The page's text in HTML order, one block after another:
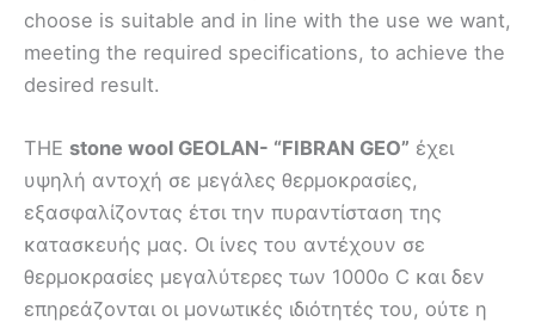
choose is suitable and in line with the use we want,
meeting the required specifications, to achieve the
desired result.
THE stone wool GEOLAN- “FIBRAN GEO” έχει
υψηλή αντοχή σε μεγάλες θερμοκρασίες,
εξασφαλίζοντας έτσι την πυραντίσταση της
κατασκευής μας. Οι ίνες του αντέχουν σε
θερμοκρασίες μεγαλύτερες των 1000ο C και δεν
επηρεάζονται οι μονωτικές ιδιότητές του, ούτε η